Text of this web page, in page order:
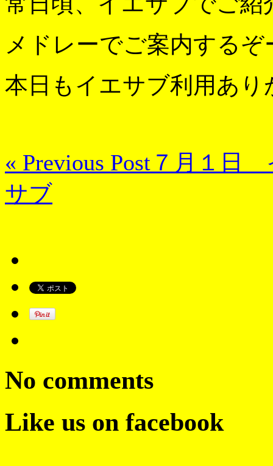
メドレーでご案内するぞ
本日もイエサブ利用あ
« Previous Post ７月１日
サブ
No comments
Like us on facebook